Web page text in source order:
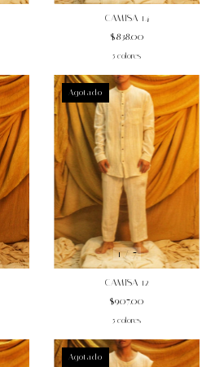
CAMISA 14
$838.00
5 colores
1/7
Agotado
CAMISA 12
$907.00
5 colores
Agotado